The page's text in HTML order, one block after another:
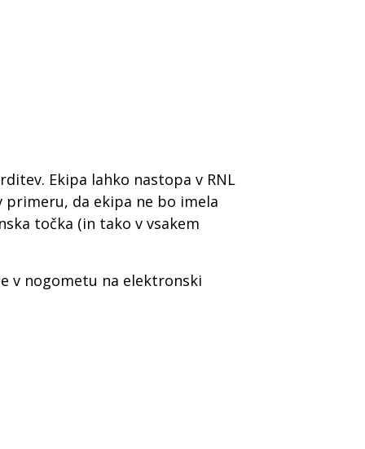
Ekipa lahko nastopa v RNL
da ekipa ne bo imela
točka (in tako v vsakem
v nogometu na elektronski